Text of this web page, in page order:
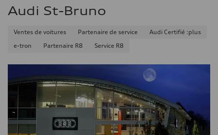
10.8 l/100 km
Consommation combinée
9.6 l/100 km
Audi St-Bruno
Ventes de voitures Partenaire de service
Audi Certifié :plus
e-tron
Partenaire R8 Service R8